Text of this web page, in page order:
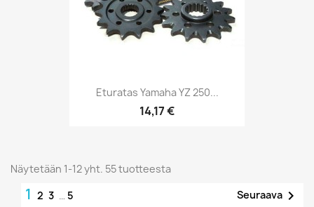
Eturatas Yamaha YZ 250...
14,17 €
Näytetään 1-12 yht. 55 tuotteesta
1 2 3 … 5 Seuraava 